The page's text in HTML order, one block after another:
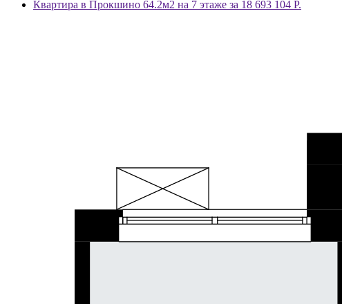
Квартира в Прокшино 64.2м2 на 7 этаже за 18 693 104 Р.